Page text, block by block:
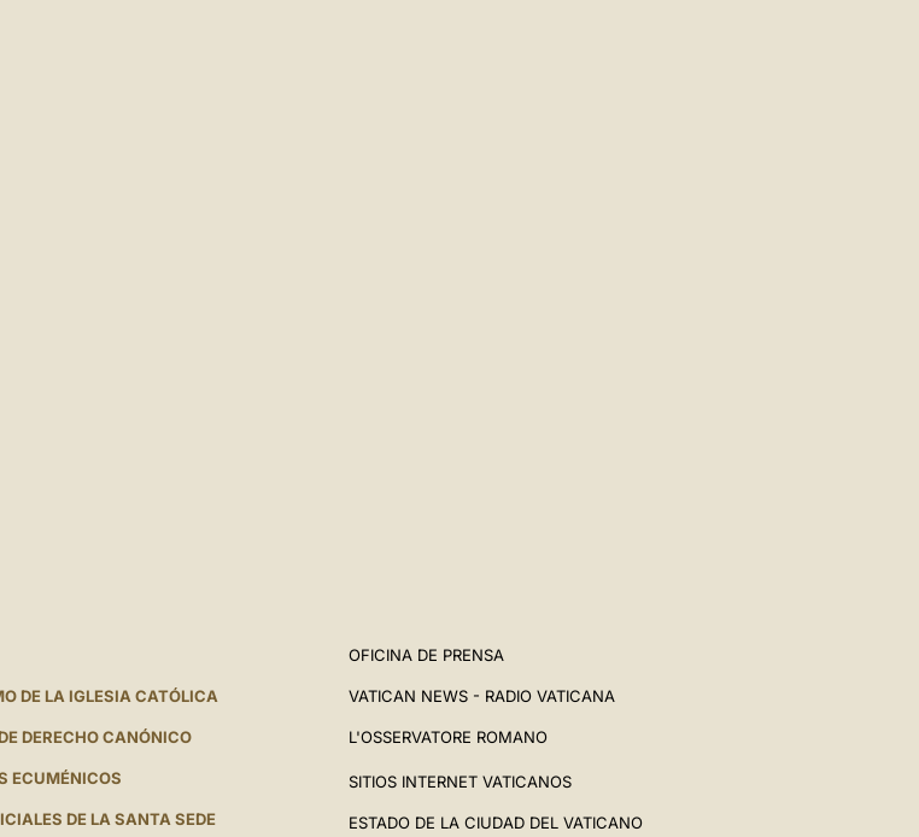
DE LA IGLESIA CATÓLICA
DERECHO CANÓNICO
ECUMÉNICOS
DE LA SANTA SEDE
OFICINA DE PRENSA
VATICAN NEWS - RADIO VATICANA
L'OSSERVATORE ROMANO
SITIOS INTERNET VATICANOS
ESTADO DE LA CIUDAD DEL VATICANO